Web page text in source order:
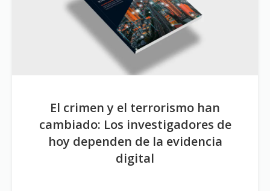
El crimen y el terrorismo han
cambiado: Los investigadores de
hoy dependen de la evidencia
digital